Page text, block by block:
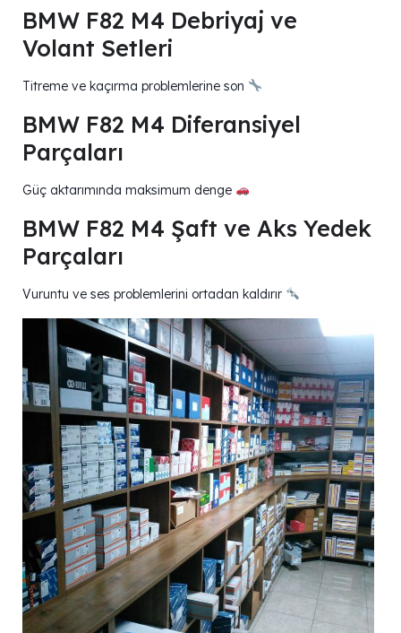
BMW F82 M4 Debriyaj ve
Volant Setleri
Titreme ve kaçırma problemlerine son
BMW F82 M4 Diferansiyel
Parçaları
Güç aktarımında maksimum denge
BMW F82 M4 Şaft ve Aks Yedek
Parçaları
Vuruntu ve ses problemlerini ortadan kaldırır